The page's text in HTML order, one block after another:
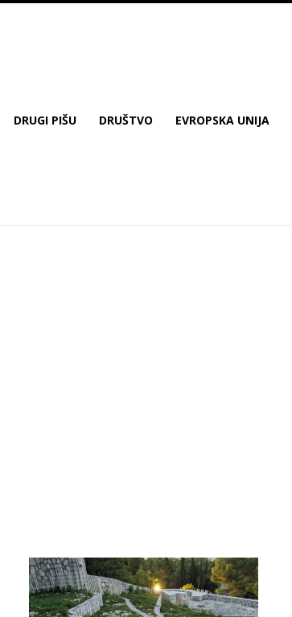
DRUGI PIŠU DRUŠTVO EVROPSKA UNIJA